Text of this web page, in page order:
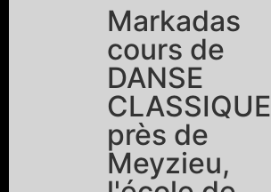
Markadas
cours de
DANSE
CLASSIQUE
près de
Meyzieu,